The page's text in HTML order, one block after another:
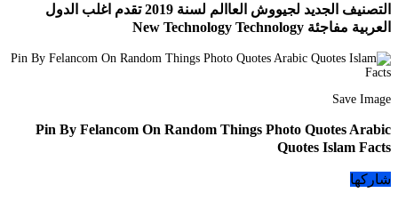
التصنيف الجديد لجيووش العاالم لسنة 2019 تقدم اغلب الدول
العربية مفاجئة New Technology Technology
Save Image
Pin By Felancom On Random Things Photo Quotes Arabic
Quotes Islam Facts
شاركها